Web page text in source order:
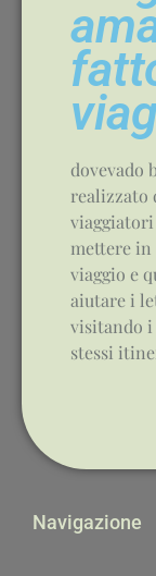
dovevado
realizzato
mettere in
viaggio e
aiutare i
visitando i
stessi
Navigazione